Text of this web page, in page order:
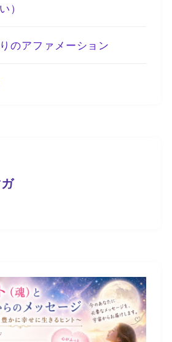
）
のアファメーション